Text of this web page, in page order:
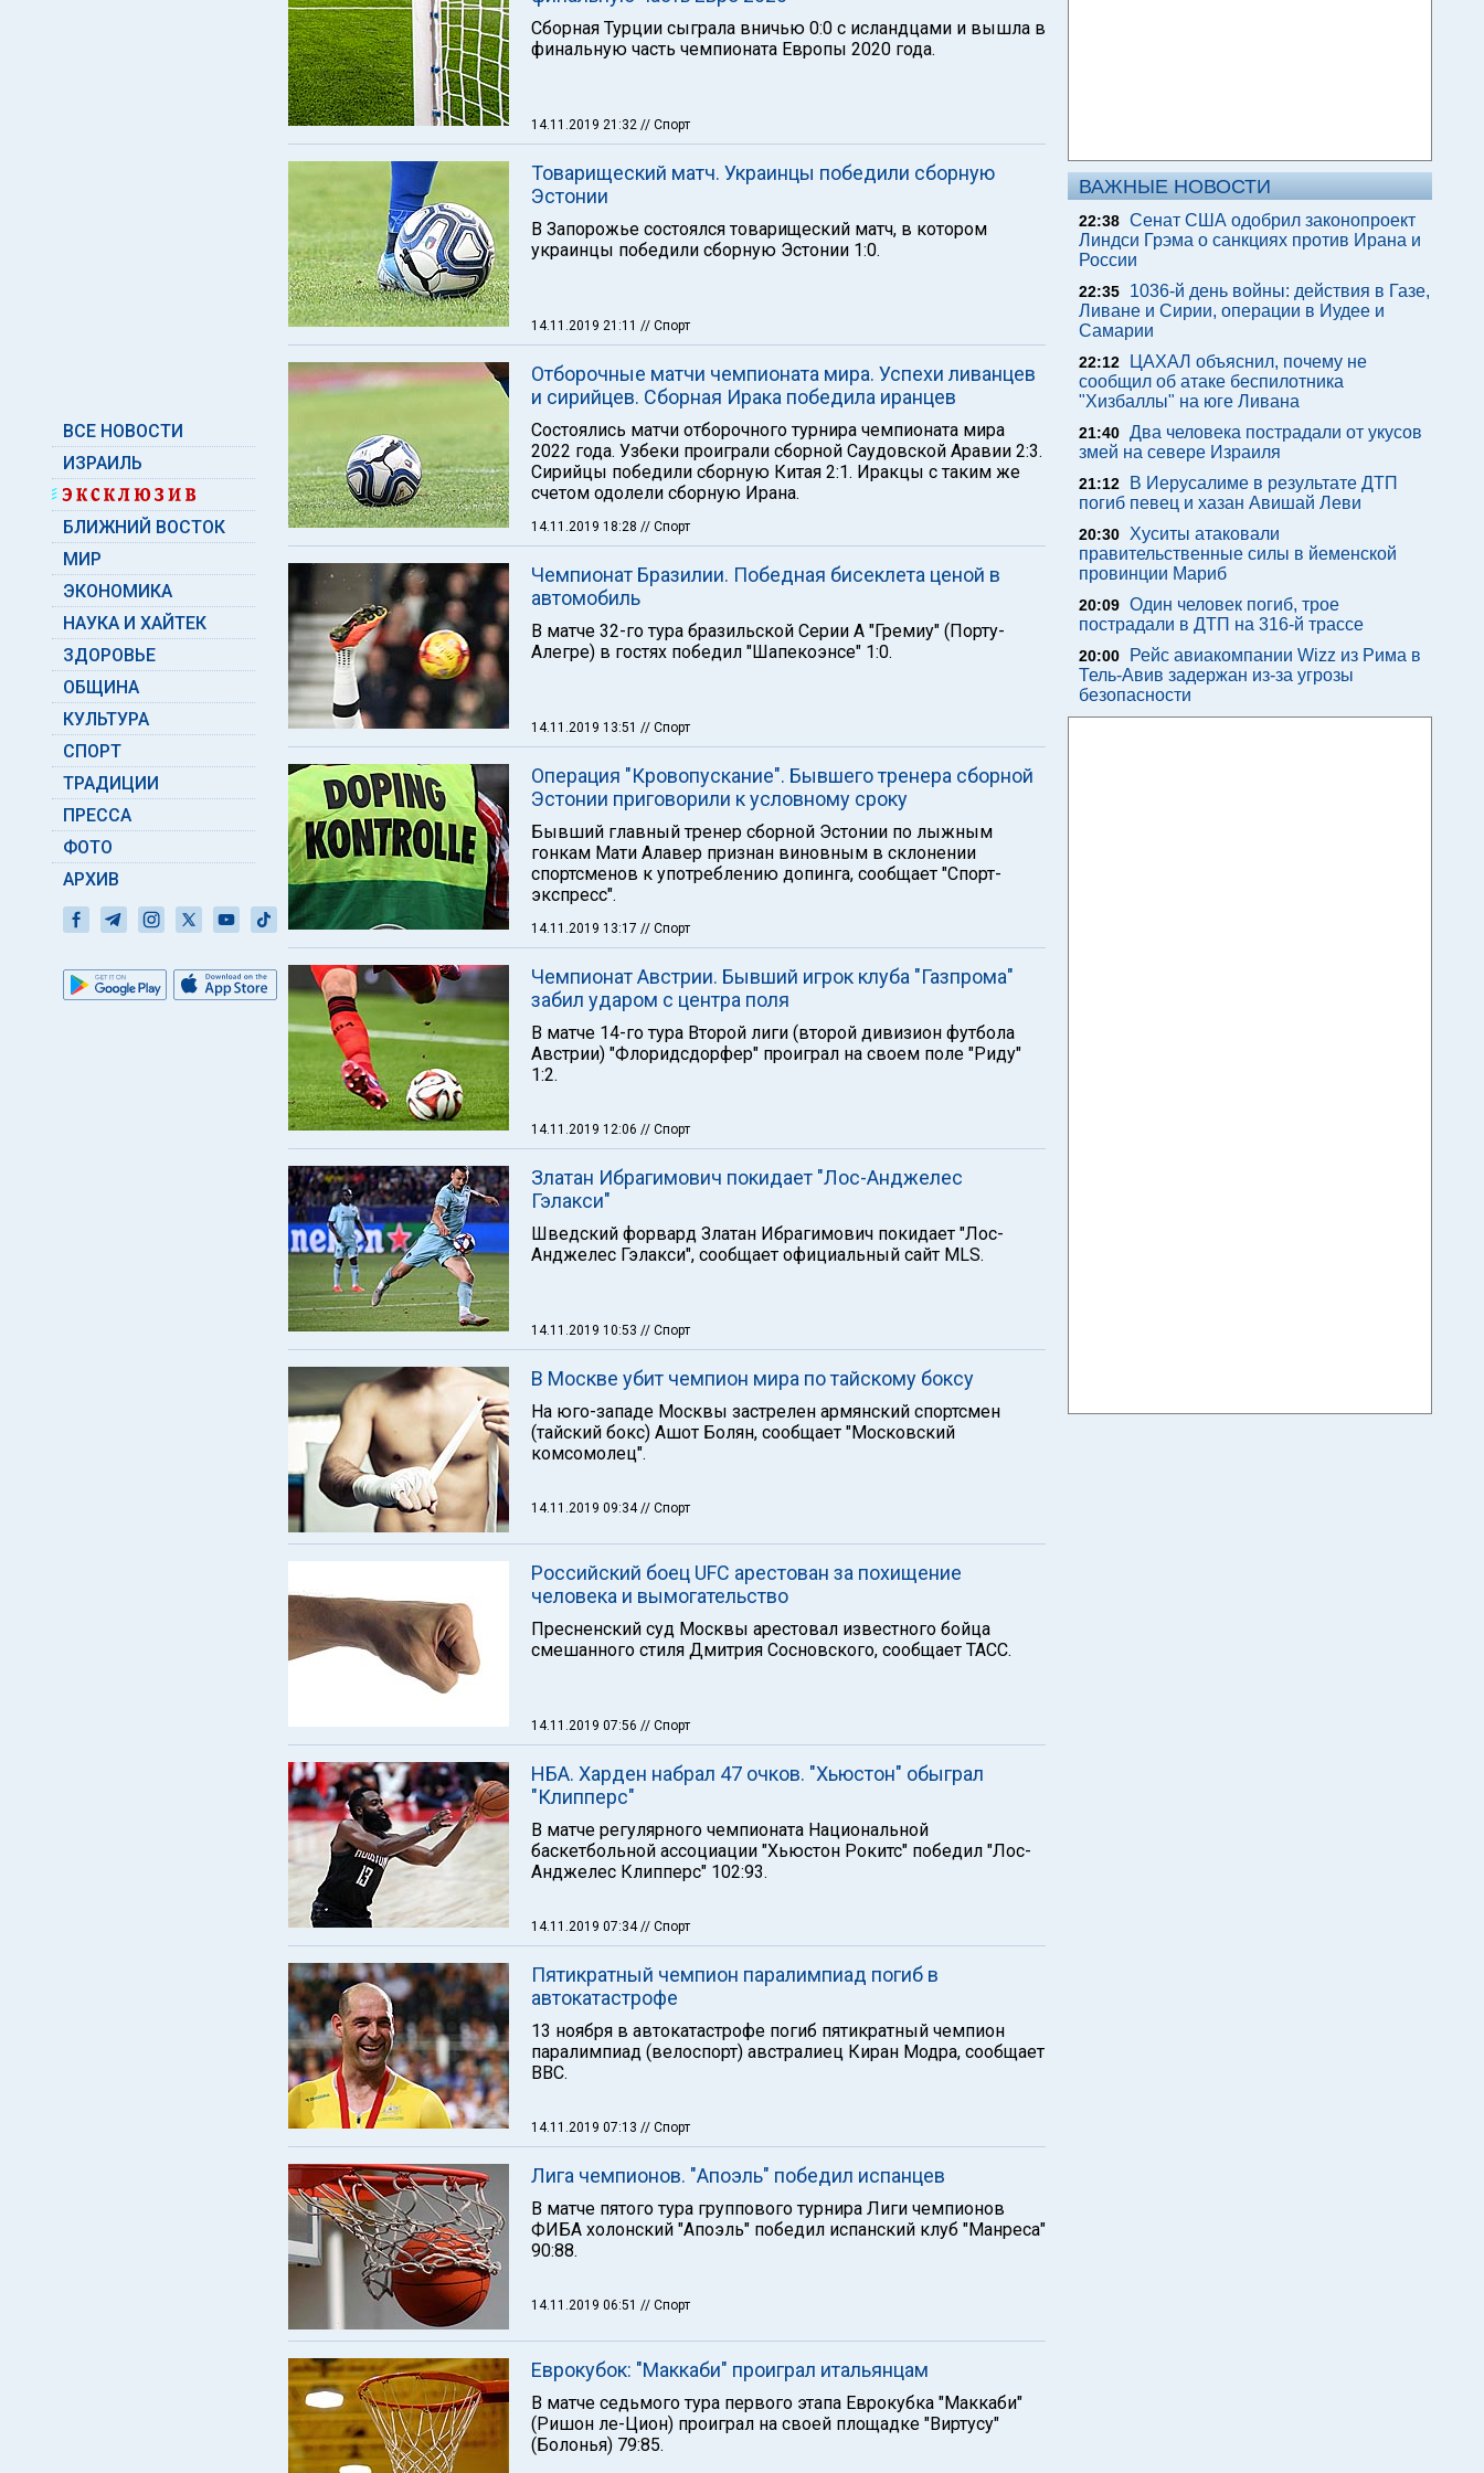
ВСЕ НОВОСТИ
ИЗРАИЛЬ
БЛИЖНИЙ ВОСТОК
МИР
ЭКОНОМИКА
НАУКА И ХАЙТЕК
ЗДОРОВЬЕ
ОБЩИНА
КУЛЬТУРА
СПОРТ
ТРАДИЦИИ
ПРЕССА
ФОТО
АРХИВ
Сборная Турции сыграла вничью 0:0 с исландцами и вышла в
финальную часть чемпионата Европы 2020 года.
14.11.2019 21:32 // Спорт
Товарищеский матч. Украинцы победили сборную
Эстонии
В Запорожье состоялся товарищеский матч, в котором
украинцы победили сборную Эстонии 1:0.
14.11.2019 21:11 // Спорт
Отборочные матчи чемпионата мира. Успехи ливанцев
и сирийцев. Сборная Ирака победила иранцев
Состоялись матчи отборочного турнира чемпионата мира
2022 года. Узбеки проиграли сборной Саудовской Аравии 2:3.
Сирийцы победили сборную Китая 2:1. Иракцы с таким же
счетом одолели сборную Ирана.
14.11.2019 18:28 // Спорт
Чемпионат Бразилии. Победная бисеклета ценой в
автомобиль
В матче 32-го тура бразильской Серии А "Гремиу" (Порту-
Алегре) в гостях победил "Шапекоэнсе" 1:0.
14.11.2019 13:51 // Спорт
Операция "Кровопускание". Бывшего тренера сборной
Эстонии приговорили к условному сроку
Бывший главный тренер сборной Эстонии по лыжным
гонкам Мати Алавер признан виновным в склонении
спортсменов к употреблению допинга, сообщает "Спорт-
экспресс".
14.11.2019 13:17 // Спорт
Чемпионат Австрии. Бывший игрок клуба "Газпрома"
забил ударом с центра поля
В матче 14-го тура Второй лиги (второй дивизион футбола
Австрии) "Флоридсдорфер" проиграл на своем поле "Риду"
1:2.
14.11.2019 12:06 // Спорт
Златан Ибрагимович покидает "Лос-Анджелес
Гэлакси"
Шведский форвард Златан Ибрагимович покидает "Лос-
Анджелес Гэлакси", сообщает официальный сайт MLS.
14.11.2019 10:53 // Спорт
В Москве убит чемпион мира по тайскому боксу
На юго-западе Москвы застрелен армянский спортсмен
(тайский бокс) Ашот Болян, сообщает "Московский
комсомолец".
14.11.2019 09:34// Спорт
Российский боец UFC арестован за похищение
человека и вымогательство
Пресненский суд Москвы арестовал известного бойца
смешанного стиля Дмитрия Сосновского, сообщает ТАСС.
14.11.2019 07:56 // Спорт
НБА. Харден набрал 47 очков. "Хьюстон" обыграл
"Клипперс"
В матче регулярного чемпионата Национальной
баскетбольной ассоциации "Хьюстон Рокитс" победил "Лос-
Анджелес Клипперс" 102:93.
14.11.2019 07:34// Спорт
Пятикратный чемпион паралимпиад погиб в
автокатастрофе
13 ноября в автокатастрофе погиб пятикратный чемпион
паралимпиад (велоспорт) австралиец Киран Модра, сообщает
ВВС.
14.11.2019 07:13 // Спорт
Лига чемпионов. "Апоэль" победил испанцев
В матче пятого тура группового турнира Лиги чемпионов
ФИБА холонский "Апоэль" победил испанский клуб "Манреса"
90:88.
14.11.2019 06:51 // Спорт
Еврокубок: "Маккаби" проиграл итальянцам
В матче седьмого тура первого этапа Еврокубка "Маккаби"
(Ришон ле-Цион) проиграл на своей площадке "Виртусу"
(Болонья) 79:85.
ВАЖНЫЕ НОВОСТИ
22:38 Сенат США одобрил законопроект
Линдси Грэма о санкциях против Ирана и
России
22:35
1036-й день войны: действия в Газе,
Ливане и Сирии, операции в Иудее и
Самарии
22:12
ЦАХАЛ объяснил, почему не
сообщил об атаке беспилотника
"Хизбаллы" на юге Ливана
21:40 Два человека пострадали от укусов
змей на севере Израиля
21:12
В Иерусалиме в результате ДТП
погиб певец и хазан Авишай Леви
20:30
Хуситы атаковали
правительственные силы в йеменской
провинции Мариб
20:09 Один человек погиб, трое
пострадали в ДТП на 316-й трассе
20:00
Рейс авиакомпании Wizz из Рима в
Тель-Авив задержан из-за угрозы
безопасности